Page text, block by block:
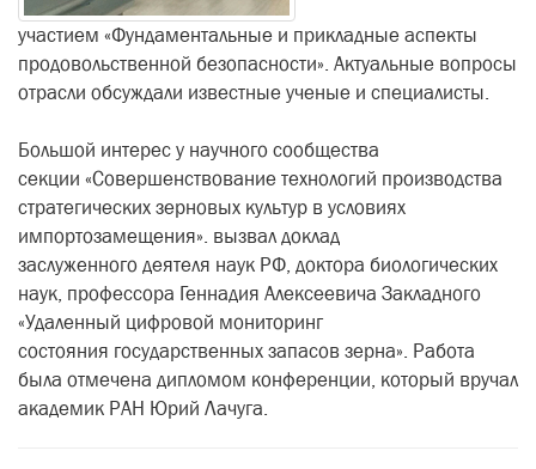
участием «Фундаментальные и прикладные аспекты
продовольственной безопасности». Актуальные вопросы
отрасли обсуждали известные ученые и специалисты.
Большой интерес у научного сообщества
секции «Совершенствование технологий производства
стратегических зерновых культур в условиях
импортозамещения». вызвал доклад
заслуженного деятеля наук РФ, доктора биологических
наук, профессора Геннадия Алексеевича Закладного
«Удаленный цифровой мониторинг
состояния государственных запасов зерна». Работа
была отмечена дипломом конференции, который вручал
академик РАН Юрий Лачуга.